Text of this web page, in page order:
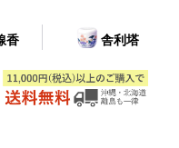
香 舎利塔